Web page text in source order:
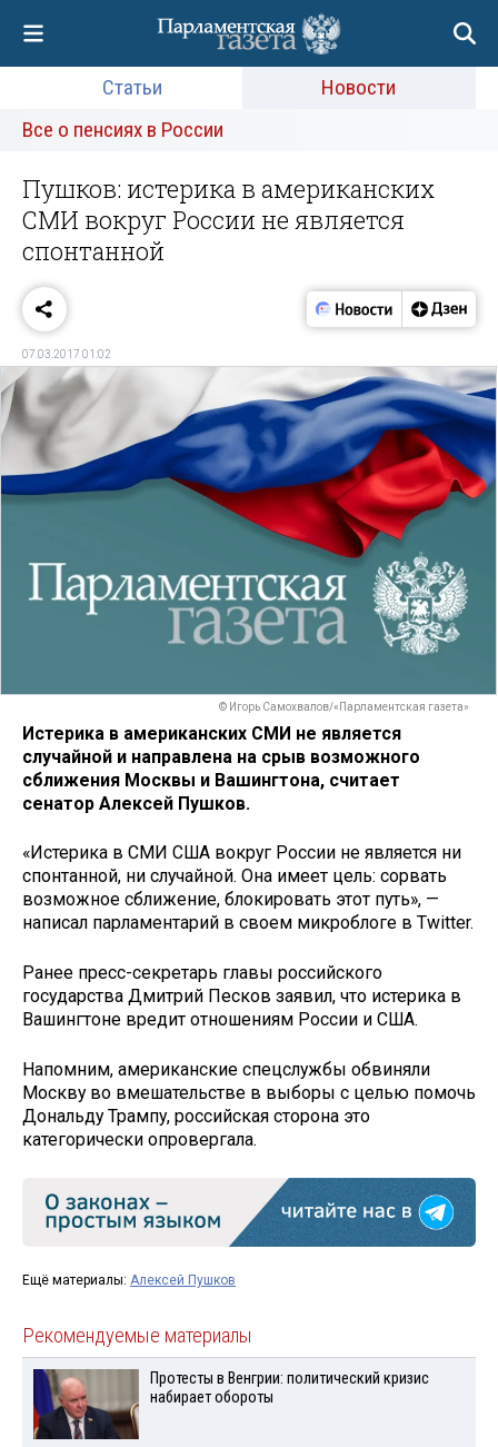
Статьи
Новости
Все о пенсиях в России
Пушков: истерика в американских
СМИ вокруг России не является
спонтанной
07.03.2017 01:02
© Игорь Самохвалов/«Парламентская газета»
Истерика в американских СМИ не является
случайной и направлена на срыв возможного
сближения Москвы и Вашингтона, считает
сенатор Алексей Пушков.
«Истерика в СМИ США вокруг России не является ни
спонтанной, ни случайной. Она имеет цель: сорвать
возможное сближение, блокировать этот путь», —
написал парламентарий в своем микроблоге в Twitter.
Ранее пресс-секретарь главы российского
государства Дмитрий Песков заявил, что истерика в
Вашингтоне вредит отношениям России и США.
Напомним, американские спецслужбы обвиняли
Москву во вмешательстве в выборы с целью помочь
Дональду Трампу, российская сторона это
категорически опровергала.
Ещё материалы: Алексей Пушков
Рекомендуемые материалы
Протесты в Венгрии: политический кризис
набирает обороты